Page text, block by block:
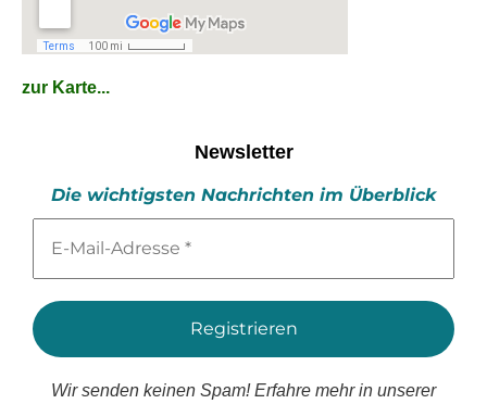
zur Karte...
Newsletter
Die wichtigsten Nachrichten im Überblick
Mail-
*
Wir senden keinen Spam! Erfahre mehr in unserer